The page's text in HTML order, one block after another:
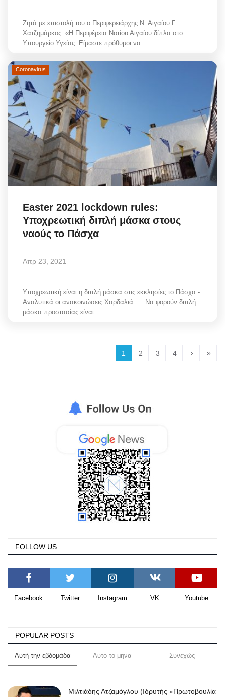
Ζητά με επιστολή του ο Περιφερειάρχης Ν. Αιγαίου Γ.
Χατζημάρκος: «Η Περιφέρεια Νοτίου Αιγαίου δίπλα στο
Υπουργείο Υγείας. Είμαστε πρόθυμοι να
Coronavirus
Easter 2021 lockdown rules:
Υποχρεωτική διπλή μάσκα στους
ναούς το Πάσχα
Απρ 23, 2021
Υποχρεωτική είναι η διπλή μάσκα στις εκκλησίες το Πάσχα -
Αναλυτικά οι ανακοινώσεις Χαρδαλιά..... Να φορούν διπλή
μάσκα προστασίας είναι
1 2 3 4 › »
FOLLOW US
Facebook Twitter Instagram VK Youtube
POPULAR POSTS
Αυτή την εβδομάδα Αυτο το μηνα Συνεχώς
Μιλτιάδης Ατζαμόγλου (Ιδρυτής «Πρωτοβουλία